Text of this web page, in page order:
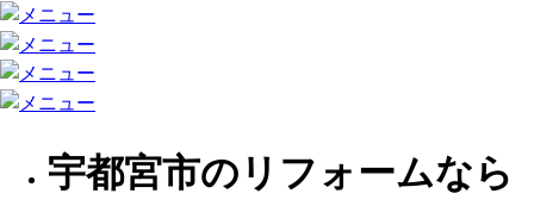
宇都宮市のリフォームなら